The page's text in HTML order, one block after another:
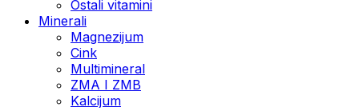
Ostali vitamini
Minerali
Magnezijum
Cink
Multimineral
ZMA I ZMB
Kalcijum